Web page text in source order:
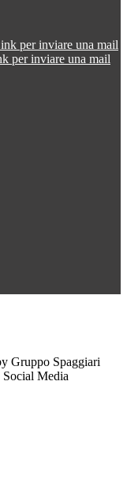
per inviare una mail
per inviare una mail
Gruppo Spaggiari
Media